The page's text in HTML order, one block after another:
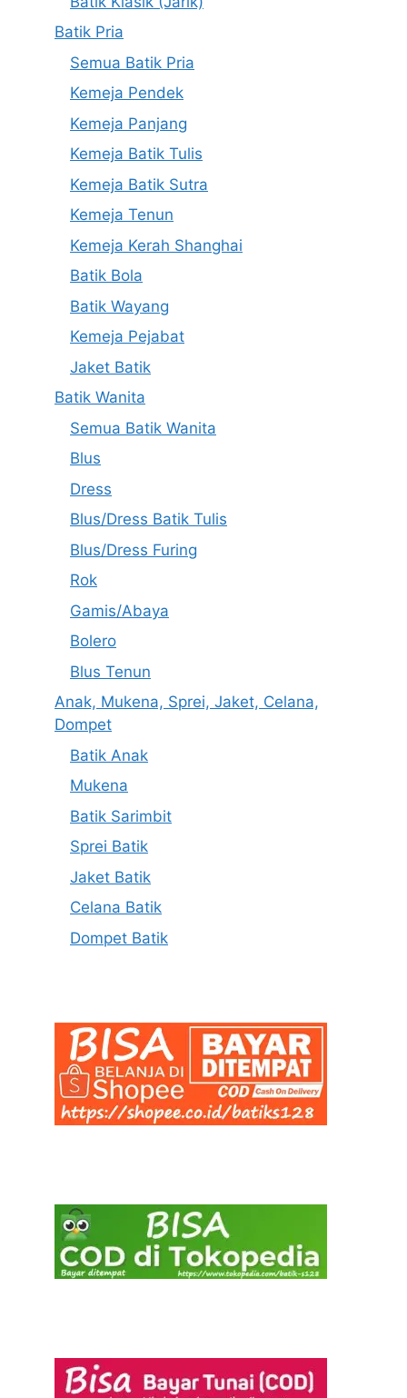
Batik Pria
Semua Batik Pria
Kemeja Pendek
Kemeja Panjang
Kemeja Batik Tulis
Kemeja Batik Sutra
Kemeja Tenun
Kemeja Kerah Shanghai
Batik Bola
Batik Wayang
Kemeja Pejabat
Jaket Batik
Batik Wanita
Semua Batik Wanita
Blus
Dress
Blus/Dress Batik Tulis
Blus/Dress Furing
Rok
Gamis/Abaya
Bolero
Blus Tenun
Anak, Mukena, Sprei, Jaket, Celana,
Dompet
Batik Anak
Mukena
Batik Sarimbit
Sprei Batik
Jaket Batik
Celana Batik
Dompet Batik